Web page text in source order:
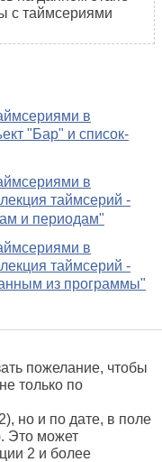
с таймсериями
в
"Бар" и список-
в
таймсерий -
и периодам"
в
таймсерий -
из программы"
пожелание, чтобы
только по
но и по дате, в поле
Это может
2 и более